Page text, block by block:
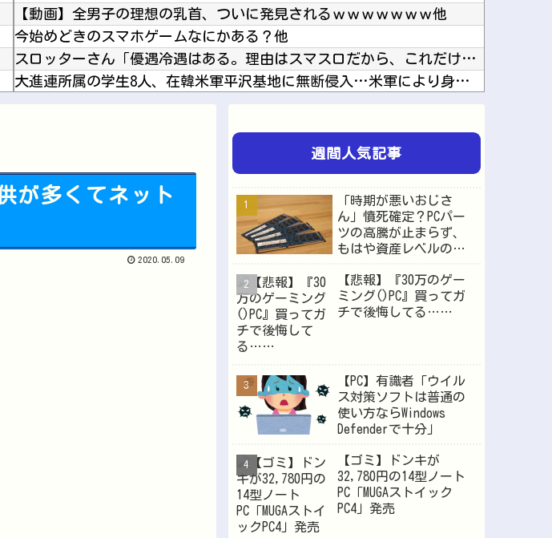
【動画】全男子の理想の乳首、ついに発見されるｗｗｗｗｗｗｗ他
今始めどきのスマホゲームなにかある？他
スロッターさん「優遇冷遇はある。理由はスマスロだから、これだけで十分なんだよね」他
大進連所属の学生8人、在韓米軍平沢基地に無断侵入…米軍により身柄拘束！他
北朝鮮がロシアに弾道ミサイル40発供与、ミサイル部隊90人派遣開始…さらに80発見通し！他
【ウマ娘】（悲報）ナイスネイチャ、討ち取られる他
【SSD】1TBで1.5万とか、買った時の倍なんだけど今だと買い増してしまいそうで怖い他
ライザの公式AIゲーム、エッチすぎて始まる♥他
Vチューバーに最近ある変化が起きつつある他
が多くてネット
2020.05.09
週間人気記事
「時期が悪いおじさ
ん」憤死確定？PCパー
ツの高騰が止まらず、
もはや資産レベルの価
【悲報】『30万のゲー
ミング()PC』買ってガ
チで後悔してる……
【PC】有識者「ウイル
ス対策ソフトは普通の
使い方ならWindows
Defenderで十分」
【ゴミ】ドンキが
32,780円の14型ノート
PC「MUGAストイック
PC4」発売